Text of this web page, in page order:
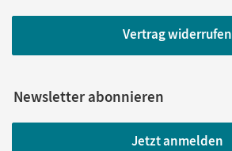
Vertrag widerrufen
Newsletter abonnieren
Jetzt anmelden